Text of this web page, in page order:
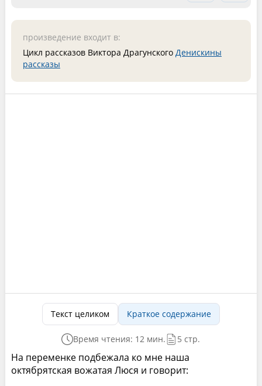
произведение входит в:
Цикл рассказов Виктора Драгунского Денискины
рассказы
Текст целиком Краткое содержание
Время чтения: 12 мин. 5 стр.
На переменке подбежала ко мне наша
октябрятская вожатая Люся и говорит: